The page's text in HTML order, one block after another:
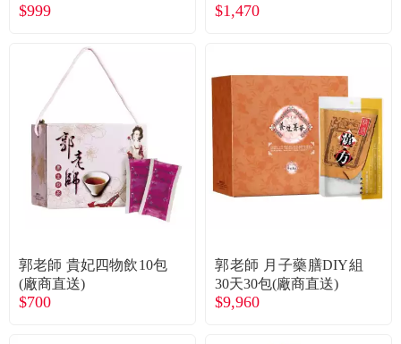
包 廠商直送
$999
包 廠商直送
$1,470
郭老師 貴妃四物飲10包
(廠商直送)
$700
郭老師 月子藥膳DIY組
30天30包(廠商直送)
$9,960